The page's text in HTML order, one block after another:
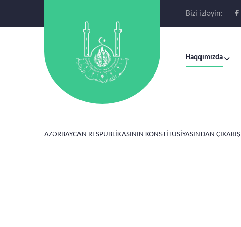
Bizi izləyin:
Haqqımızda
AZƏRBAYCAN RESPUBLİKASININ KONSTİTUSİYASINDAN ÇIXARIŞ